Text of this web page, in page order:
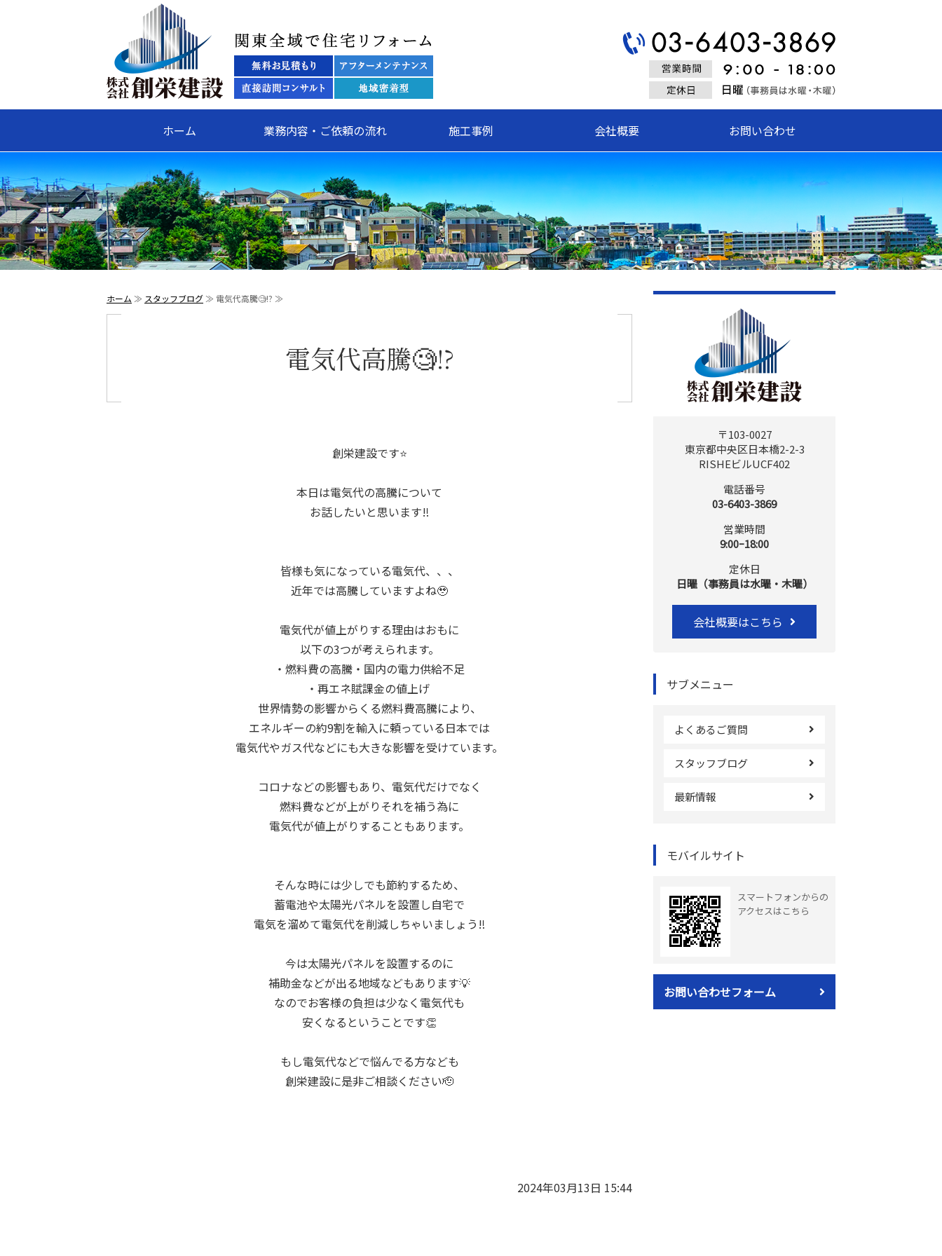
ホーム 業務内容・ご依頼の流れ 施工事例 会社概要 お問い合わせ
ホーム ≫ スタッフブログ ≫ 電気代高騰🧐⁉️ ≫
電気代高騰🧐⁉️
創栄建設です⭐️
本日は電気代の高騰について
お話したいと思います‼️
皆様も気になっている電気代、、、
近年では高騰していますよね🥹
電気代が値上がりする理由はおもに
以下の3つが考えられます。
・燃料費の高騰・国内の電力供給不足
・再エネ賦課金の値上げ
世界情勢の影響からくる燃料費高騰により、
エネルギーの約9割を輸入に頼っている日本では
電気代やガス代などにも大きな影響を受けています。
コロナなどの影響もあり、電気代だけでなく
燃料費などが上がりそれを補う為に
電気代が値上がりすることもあります。
そんな時には少しでも節約するため、
蓄電池や太陽光パネルを設置し自宅で
電気を溜めて電気代を削減しちゃいましょう‼️
今は太陽光パネルを設置するのに
補助金などが出る地域などもあります💡
なのでお客様の負担は少なく電気代も
安くなるということです👏
もし電気代などで悩んでる方なども
創栄建設に是非ご相談ください🫡
2024年03月13日 15:44
〒103-0027
東京都中央区日本橋2-2-3
RISHEビルUCF402
電話番号
03-6403-3869
営業時間
9:00ｰ18:00
定休日
日曜（事務員は水曜・木曜）
会社概要はこちら
サブメニュー
よくあるご質問
スタッフブログ
最新情報
モバイルサイト
スマートフォンからの
アクセスはこちら
お問い合わせフォーム